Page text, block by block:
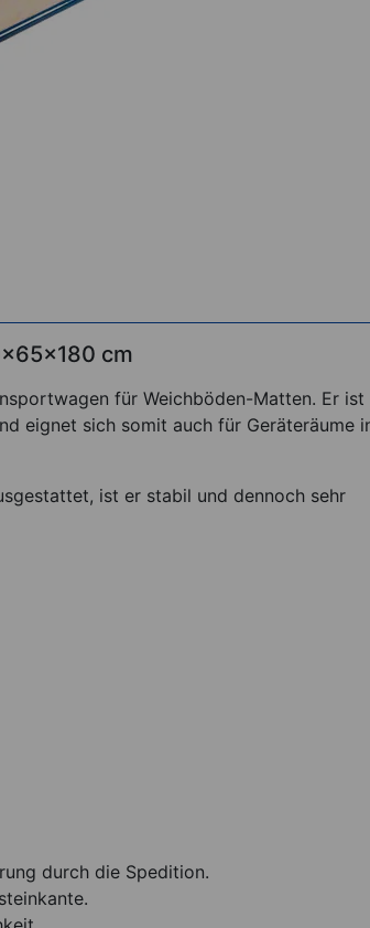
cm
für Weichböden-Matten. Er ist
eignet sich somit auch für Geräteräume
ist er stabil und dennoch sehr
durch die Spedition.